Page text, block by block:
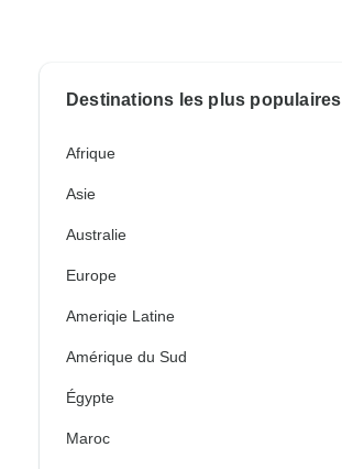
Destinations les plus populaires
Afrique
Asie
Australie
Europe
Ameriqie Latine
Amérique du Sud
Égypte
Maroc